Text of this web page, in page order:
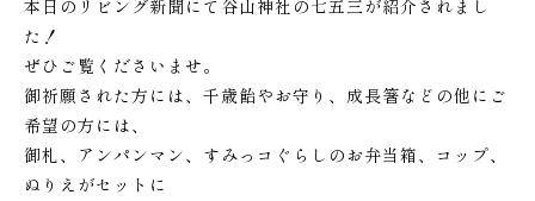
本日のリビング新聞にて谷山神社の七五三が紹介されまし
た！
ぜひご覧くださいませ。
御祈願された方には、千歳飴やお守り、成長箸などの他にご
希望の方には、
御札、アンパンマン、すみっコぐらしのお弁当箱、コップ、
ぬりえがセットに